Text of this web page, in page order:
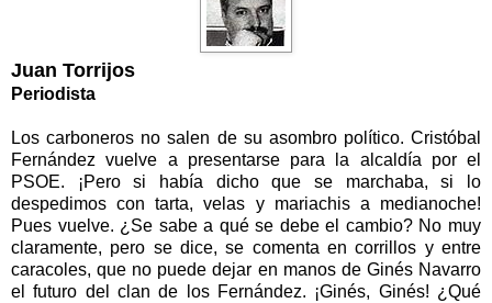
Juan Torrijos
Periodista
Los carboneros no salen de su asombro político. Cristóbal
Fernández vuelve a presentarse para la alcaldía por el
PSOE. ¡Pero si había dicho que se marchaba, si lo
despedimos con tarta, velas y mariachis a medianoche!
Pues vuelve. ¿Se sabe a qué se debe el cambio? No muy
claramente, pero se dice, se comenta en corrillos y entre
caracoles, que no puede dejar en manos de Ginés Navarro
el futuro del clan de los Fernández. ¡Ginés, Ginés! ¿Qué